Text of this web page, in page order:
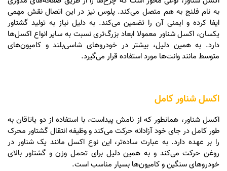
به نام فلنج به هم متصل می‌کند. پلوس نیز در این اتصال نقش مهمی
ایفا کرده و ایمنی آن را تضمین می‌کند. به دلیل نیاز به تولید گشتاور
یکسان، اکسل شناور معمولا ابعاد بزرگ‌تری نسبت به سایر انواع اکسل‌ها
دارد. به همین دلیل، بیشتر در خودروهای شاسی‌بلند و کامیون‌های
متوسط مانند وانت‌ها مورد استفاده قرار می‌گیرد.
اکسل شناور کامل
اکسل شناور، همانطور که از نامش پیداست، با استفاده از دو یاتاقان به
طور کامل در جای خود آزادانه حرکت می‌کند و وظیفه انتقال گشتاور محرک
را بر عهده دارد. به عبارت ساده‌تر، این نوع اکسل مانند یک شناور در
روغن حرکت می‌کند و به همین دلیل برای تحمل وزن و گشتاور بالای
خودروهای سنگین و کامیون‌ها بسیار مناسب است.